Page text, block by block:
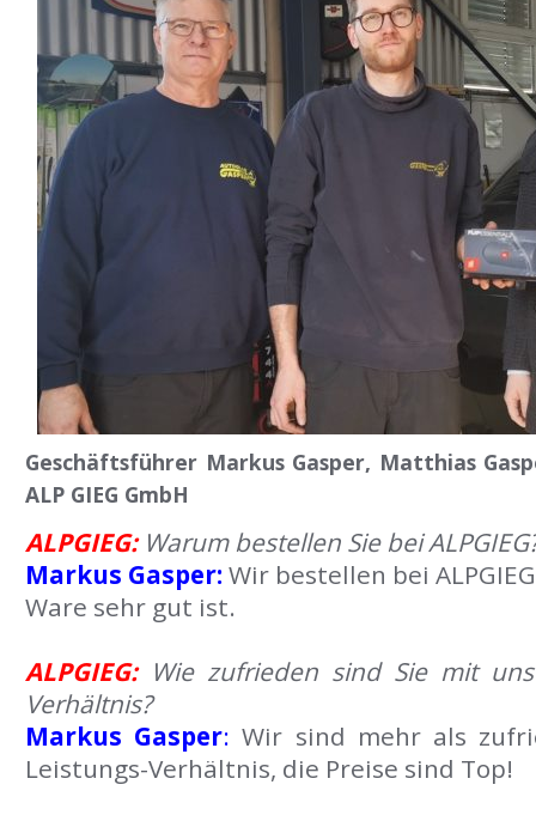
Geschäftsführer Markus Gasper, Matthias
ALP GIEG GmbH
ALPGIEG: Warum bestellen Sie bei
Markus Gasper:Wir bestellen bei
Ware sehr gut ist.
ALPGIEG:Wie zufrieden sind Sie mit
Verhältnis?
Markus Gasper: Wir sind mehr als
Leistungs-Verhältnis, die Preise sind Top!